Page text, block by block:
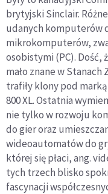
brytyjski Sinclair.
udanych komputerów
mikrokomputerów,
osobistymi (PC). Dość,
mało znane w
trafiły klony pod
800 XL. Ostatnia
nie tylko w rozwoju
do gier oraz
wideoautomatów do
której się płaci, ang.
tych trzech blisko
fascynacji